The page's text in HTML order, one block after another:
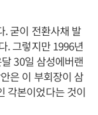
. 굳이 전환사채 발
. 그렇지만 1996년
30일 삼성에버랜
은 이 부회장이 삼
각본이었다는 것이